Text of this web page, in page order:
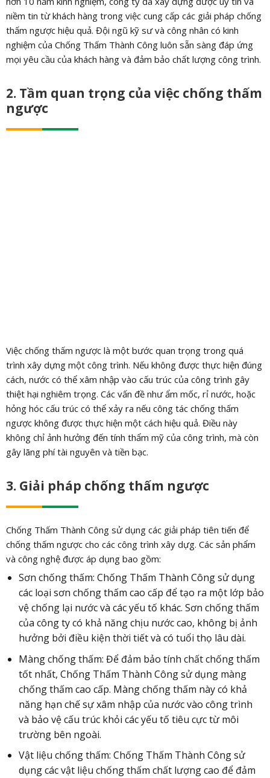
niềm tin từ khách hàng trong việc cung cấp các giải pháp chống
thấm ngược hiệu quả. Đội ngũ kỹ sư và công nhân có kinh
nghiệm của Chống Thấm Thành Công luôn sẵn sàng đáp ứng
mọi yêu cầu của khách hàng và đảm bảo chất lượng công trình.
2. Tầm quan trọng của việc chống thấm
ngược
Việc chống thấm ngược là một bước quan trọng trong quá
trình xây dựng một công trình. Nếu không được thực hiện đúng
cách, nước có thể xâm nhập vào cấu trúc của công trình gây
thiệt hại nghiêm trọng. Các vấn đề như ẩm mốc, rỉ nước, hoặc
hỏng hóc cấu trúc có thể xảy ra nếu công tác chống thấm
ngược không được thực hiện một cách hiệu quả. Điều này
không chỉ ảnh hưởng đến tính thẩm mỹ của công trình, mà còn
gây lãng phí tài nguyên và tiền bạc.
3. Giải pháp chống thấm ngược
Chống Thấm Thành Công sử dụng các giải pháp tiên tiến để
chống thấm ngược cho các công trình xây dựg. Các sản phẩm
và công nghệ được áp dụng bao gồm:
Sơn chống thấm: Chống Thấm Thành Công sử dụng
các loại sơn chống thấm cao cấp để tạo ra một lớp bảo
vệ chống lại nước và các yếu tố khác. Sơn chống thấm
của công ty có khả năng chịu nước cao, không bị ảnh
hưởng bởi điều kiện thời tiết và có tuổi thọ lâu dài.
Màng chống thấm: Để đảm bảo tính chất chống thấm
tốt nhất, Chống Thấm Thành Công sử dụng màng
chống thấm cao cấp. Màng chống thấm này có khả
năng hạn chế sự xâm nhập của nước vào công trình
và bảo vệ cấu trúc khỏi các yếu tố tiêu cực từ môi
trường bên ngoài.
Vật liệu chống thấm: Chống Thấm Thành Công sử
dụng các vật liệu chống thấm chất lượng cao để đảm